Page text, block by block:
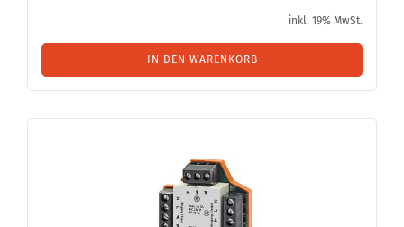
inkl. 19% MwSt.
IN DEN WARENKORB